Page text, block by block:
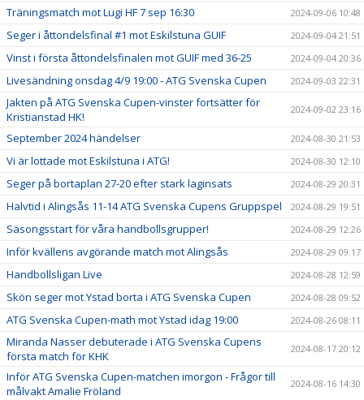
Träningsmatch mot Lugi HF 7 sep 16:30 2024-09-06 10:48
Seger i åttondelsfinal #1 mot Eskilstuna GUIF 2024-09-04 21:51
Vinst i första åttondelsfinalen mot GUIF med 36-25 2024-09-04 20:36
Livesändning onsdag 4/9 19:00 - ATG Svenska Cupen 2024-09-03 22:31
Jakten på ATG Svenska Cupen-vinster fortsätter för
Kristianstad HK!
2024-09-02 23:16
September 2024 händelser 2024-08-30 21:53
Vi är lottade mot Eskilstuna i ATG! 2024-08-30 12:10
Seger på bortaplan 27-20 efter stark laginsats 2024-08-29 20:31
Halvtid i Alingsås 11-14 ATG Svenska Cupens Gruppspel 2024-08-29 19:51
Säsongsstart för våra handbollsgrupper! 2024-08-29 12:26
Inför kvällens avgörande match mot Alingsås 2024-08-29 09:17
Handbollsligan Live 2024-08-28 12:59
Skön seger mot Ystad borta i ATG Svenska Cupen 2024-08-28 09:52
ATG Svenska Cupen-math mot Ystad idag 19:00 2024-08-26 08:11
Miranda Nasser debuterade i ATG Svenska Cupens
första match för KHK
2024-08-17 20:12
Inför ATG Svenska Cupen-matchen imorgon - Frågor till
målvakt Amalie Fröland
2024-08-16 14:30